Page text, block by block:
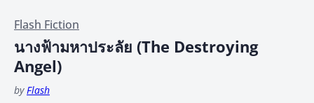
Flash Fiction
นางฟ้ามหาประลัย (The Destroying
Angel)
byFlash